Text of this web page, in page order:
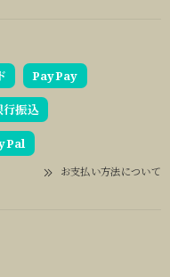
PayPay
行振込
お支払い方法について